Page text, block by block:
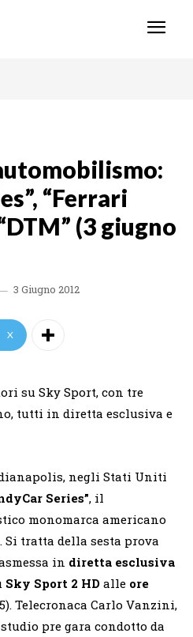
“Ferrari
(3 giugno
3 Giugno 2012
X
su Sky Sport, con tre
tutti in diretta esclusiva e
negli Stati Uniti
Series”, il
monomarca americano
. Si tratta della sesta prova
in diretta esclusiva
Sky Sport 2 HD alle ore
Telecronaca Carlo Vanzini,
pre gara condotto da